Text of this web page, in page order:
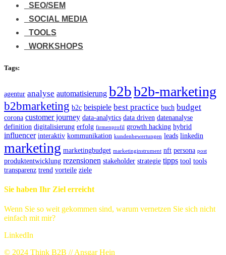
SEO/SEM
SOCIAL MEDIA
TOOLS
WORKSHOPS
Tags:
agentur analyse automatisierung b2bb2b-marketing
b2bmarketing b2c beispiele best practice buch budget
corona customer journey data-analytics data driven datenanalyse
definition digitalisierung erfolg firmenprofil growth hacking hybrid
influencer interaktiv kommunikation kundenbewertungen leads linkedin
marketing marketingbudget marketinginstrument nft persona post
produktentwicklung rezensionen stakeholder strategie tipps tool tools
transparenz trend vorteile ziele
Sie haben Ihr Ziel erreicht
Wenn Sie so weit gekommen sind, warum vernetzen Sie sich nicht
einfach mit mir?
LinkedIn
© 2024 Think B2B // Ansgar Hein